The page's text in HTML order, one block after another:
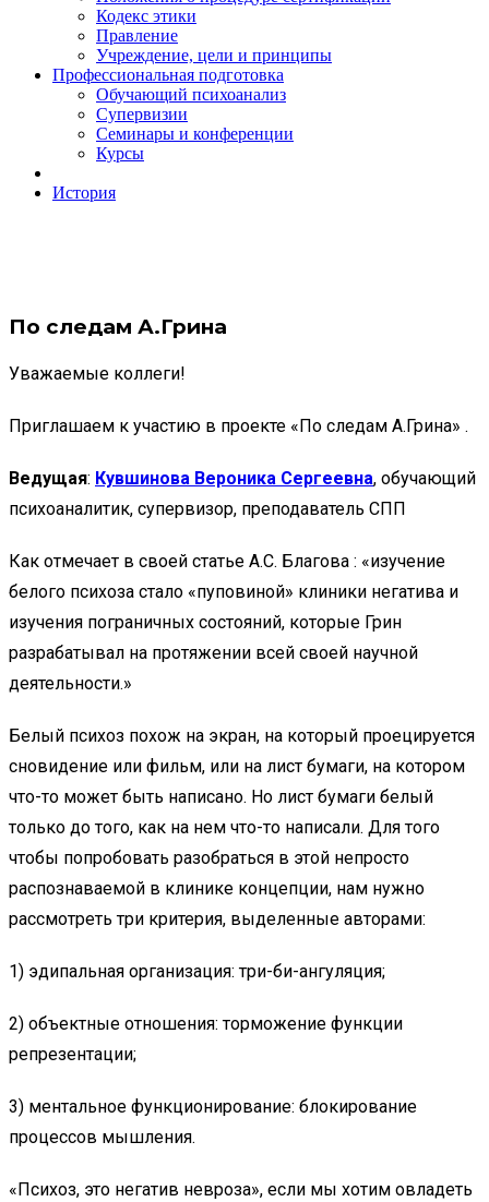
Кодекс этики
Правление
Учреждение, цели и принципы
Профессиональная подготовка
Обучающий психоанализ
Супервизии
Семинары и конференции
Курсы
История
По следам А.Грина
Уважаемые коллеги!
Приглашаем к участию в проекте «По следам А.Грина» .
Ведущая: Кувшинова Вероника Сергеевна, обучающий
психоаналитик, супервизор, преподаватель СПП
Как отмечает в своей статье А.С. Благова : «изучение
белого психоза стало «пуповиной» клиники негатива и
изучения пограничных состояний, которые Грин
разрабатывал на протяжении всей своей научной
деятельности.»
Белый психоз похож на экран, на который проецируется
сновидение или фильм, или на лист бумаги, на котором
что-то может быть написано. Но лист бумаги белый
только до того, как на нем что-то написали. Для того
чтобы попробовать разобраться в этой непросто
распознаваемой в клинике концепции, нам нужно
рассмотреть три критерия, выделенные авторами:
1) эдипальная организация: три-би-ангуляция;
2) объектные отношения: торможение функции
репрезентации;
3) ментальное функционирование: блокирование
процессов мышления.
«Психоз, это негатив невроза», если мы хотим овладеть